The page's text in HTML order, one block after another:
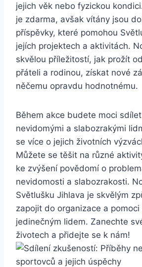
jejich věk nebo fyzickou
je zdarma, avšak vítány jsou
příspěvky, které pomohou
jejích projektech ‍a aktivitách.
skvělou příležitostí, ‌jak prožít
přáteli a rodinou, získat nové
něčemu opravdu hodnotnému.
Během akce budete⁢ moci
nevidomými a slabozrakými
se více⁣ o jejich životních
Můžete se těšit⁣ na různé
ke zvýšení‌ povědomí o
nevidomosti a slabozrakosti.
Světlušku Jihlava je skvělým
zapojit do organizace a​
jedinečným lidem. Zanechte
životech a přidejte se ⁢k nám!